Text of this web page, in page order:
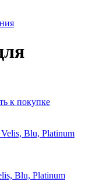
к покупке
Blu, Platinum